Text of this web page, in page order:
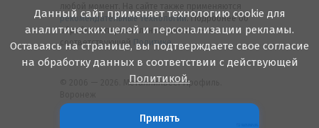
рекомендательные технологии. Подробнее об
обработке персональных данных — в
соответствующей
Политике.
© 2006 — 2026. Металлинвест Профиль.
Данный сайт применяет технологию cookie для
аналитических целей и персонализации рекламы.
Оставаясь на странице, вы подтверждаете свое согласие
на обработку данных в соответствии с действующей
Политикой.
Принять